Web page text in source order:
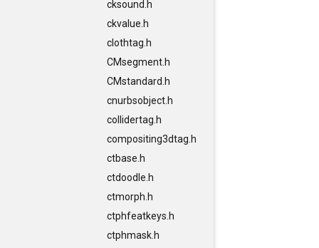
cksound.h
ckvalue.h
clothtag.h
CMsegment.h
CMstandard.h
cnurbsobject.h
collidertag.h
compositing3dtag.h
ctbase.h
ctdoodle.h
ctmorph.h
ctphfeatkeys.h
ctphmask.h